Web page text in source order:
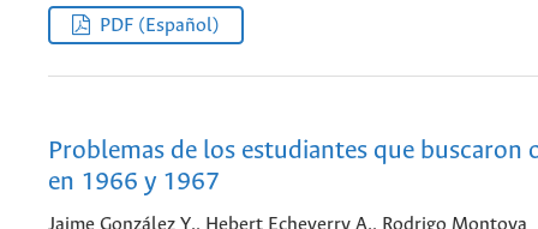
PDF (Español)
Problemas de los estudiantes que buscaron
en 1966 y 1967
Jaime González Y., Hebert Echeverry A., Rodrigo Montoya